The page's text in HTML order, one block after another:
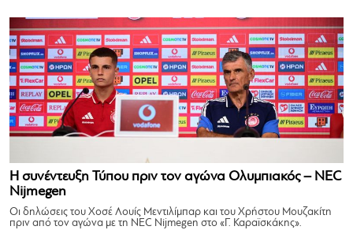
Η συνέντευξη Τύπου πριν τον αγώνα Ολυμπιακός – NEC
Nijmegen
Οι δηλώσεις του Χοσέ Λουίς Μεντιλίμπαρ και του Χρήστου Μουζακίτη
πριν από τον αγώνα με τη NEC Nijmegen στο «Γ. Καραϊσκάκης».